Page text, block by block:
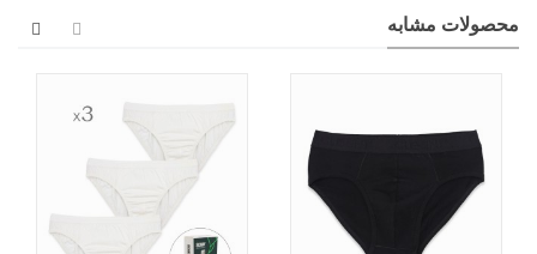
محصولات مشابه